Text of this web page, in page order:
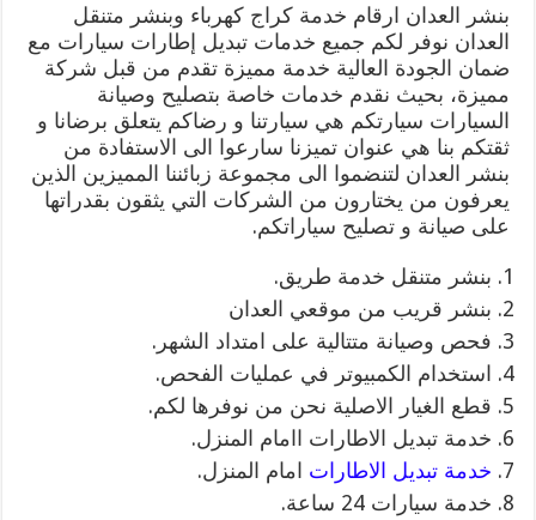
بنشر العدان ارقام خدمة كراج كهرباء وبنشر متنقل
العدان نوفر لكم جميع خدمات تبديل إطارات سيارات مع
ضمان الجودة العالية خدمة مميزة تقدم من قبل شركة
مميزة، بحيث نقدم خدمات خاصة بتصليح وصيانة
السيارات سيارتكم هي سيارتنا و رضاكم يتعلق برضانا و
ثقتكم بنا هي عنوان تميزنا سارعوا الى الاستفادة من
بنشر العدان لتنضموا الى مجموعة زبائننا المميزين الذين
يعرفون من يختارون من الشركات التي يثقون بقدراتها
على صيانة و تصليح سياراتكم.
بنشر متنقل خدمة طريق.
بنشر قريب من موقعي العدان
فحص وصيانة متتالية على امتداد الشهر.
استخدام الكمبيوتر في عمليات الفحص.
قطع الغيار الاصلية نحن من نوفرها لكم.
خدمة تبديل الاطارات اامام المنزل.
خدمة تبديل الاطارات امام المنزل.
خدمة سيارات 24 ساعة.